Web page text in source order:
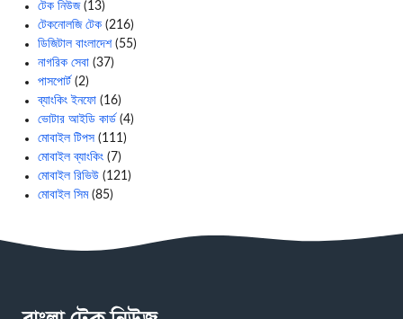
টেক নিউজ(13)
টেকনোলজি টেক (216)
ডিজিটাল বাংলাদেশ(55)
নাগরিক সেবা (37)
পাসপোর্ট (2)
ব্যাংকিং ইনফো (16)
ভোটার আইডি কার্ড (4)
মোবাইল টিপস (111)
মোবাইল ব্যাংকিং (7)
মোবাইল রিভিউ (121)
মোবাইল সিম(85)